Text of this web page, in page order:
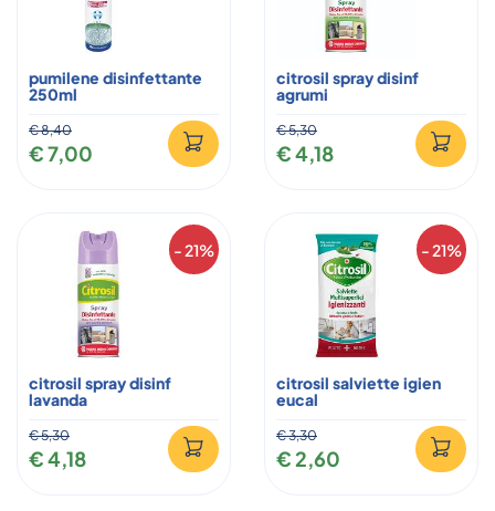
pumilene disinfettante
250ml
€ 8,40
€ 7,00
citrosil spray disinf
agrumi
€ 5,30
€ 4,18
- 21%
citrosil spray disinf
lavanda
€ 5,30
€ 4,18
- 21%
citrosil salviette igien
eucal
€ 3,30
€ 2,60